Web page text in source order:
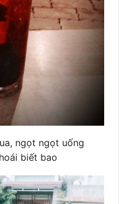
ngọt ngọt uống
biết bao